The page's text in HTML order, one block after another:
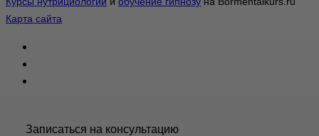
Карта сайта
Записаться на консультацию